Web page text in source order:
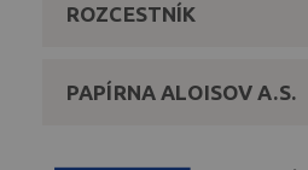
ROZCESTNÍK
PAPÍRNA ALOISOV A.S.